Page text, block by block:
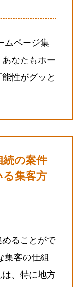
ムページ集
なたもホー
性がグッと
の案件
る集客方
ることがで
集客の仕組
、特に地方